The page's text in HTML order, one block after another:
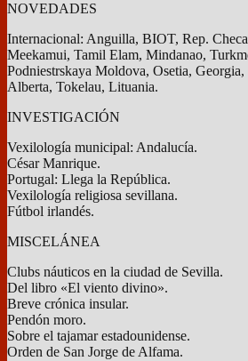
NOVEDADES
Internacional: Anguilla, BIOT, Rep.
Meekamui, Tamil Elam, Mindanao,
Podniestrskaya Moldova, Osetia,
Alberta, Tokelau, Lituania.
INVESTIGACIÓN
Vexilología municipal: Andalucía.
César Manrique.
Portugal: Llega la República.
Vexilología religiosa sevillana.
Fútbol irlandés.
MISCELÁNEA
Clubs náuticos en la ciudad de Sevilla.
Del libro «El viento divino».
Breve crónica insular.
Pendón moro.
Sobre el tajamar estadounidense.
Orden de San Jorge de Alfama.